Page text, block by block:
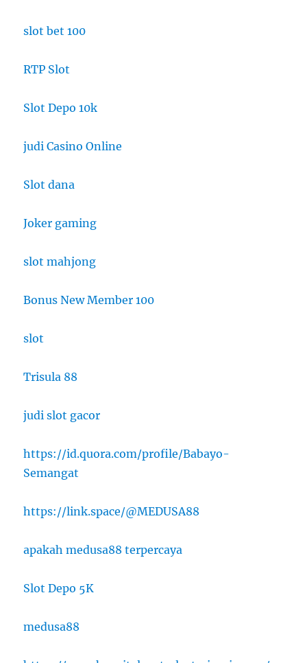
slot bet 100
RTP Slot
Slot Depo 10k
judi Casino Online
Slot dana
Joker gaming
slot mahjong
Bonus New Member 100
slot
Trisula 88
judi slot gacor
https://id.quora.com/profile/Babayo-
Semangat
https://link.space/@MEDUSA88
apakah medusa88 terpercaya
Slot Depo 5K
medusa88